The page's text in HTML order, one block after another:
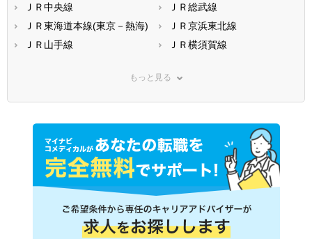
ＪＲ中央線
ＪＲ総武線
ＪＲ東海道本線(東京－熱海)
ＪＲ京浜東北線
ＪＲ山手線
ＪＲ横須賀線
ＪＲ青梅線
ＪＲ五日市線
ＪＲ八高線
ＪＲ埼京線
ＪＲ高崎線
ＪＲ京葉線(東京－蘇我)
ＪＲ中央本線(東京－松本)
ＪＲ湘南新宿ライン線(赤羽
－武蔵小杉)
西武新宿線
西武池袋線
西武有楽町線
西武国分寺線
もっと見る